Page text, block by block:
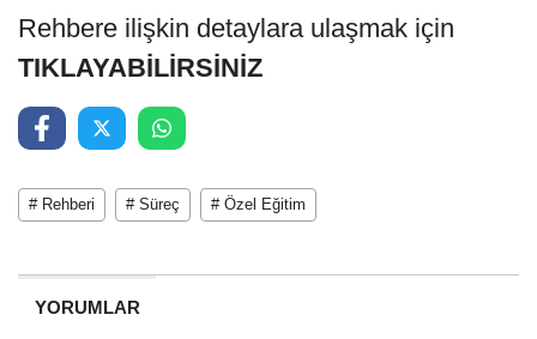
Rehbere ilişkin detaylara ulaşmak için
TIKLAYABİLİRSİNİZ
# Rehberi # Süreç # Özel Eğitim
YORUMLAR